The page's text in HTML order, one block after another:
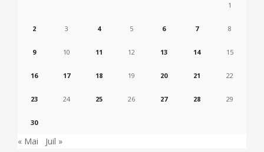
1
2 3 4 5 6 7 8
9 10 11 12 13 14 15
16 17 18 19 20 21 22
23 24 25 26 27 28 29
30
« Mai Juil »